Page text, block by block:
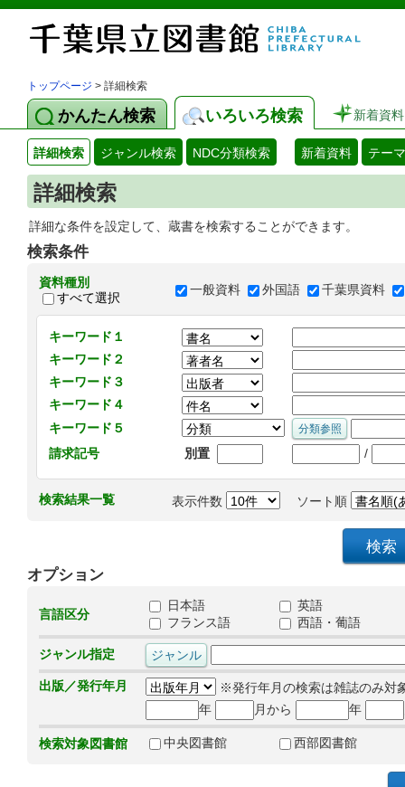
トップページ > 詳細検索
かんたん検索 いろいろ検索 新着資料
詳細検索 ジャンル検索 NDC分類検索 新着資料 テー
詳細検索
詳細な条件を設定して、蔵書を検索することができます。
検索条件
資料種別
すべて選択
一般資料 外国語 千葉県資料
キーワード１
キーワード２
キーワード３
キーワード４
キーワード５
請求記号
別置 /
検索結果一覧 表示件数 ソート順
オプション
言語区分
日本語
英語
フランス語
西語・葡語
ジャンル指定
出版／発行年月
※発行年月の検索は雑誌のみ対
年
月から 年
検索対象図書館 中央図書館 西部図書館